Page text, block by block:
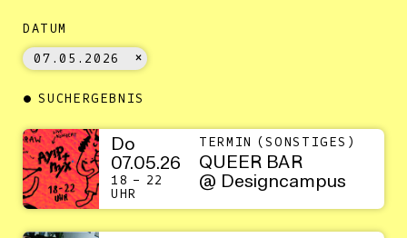
DATUM
07.05.2026
SUCHERGEBNIS
Do
07.05.26
18 – 22
UHR
TERMIN (SONSTIGES)
QUEER BAR
@ Designcampus